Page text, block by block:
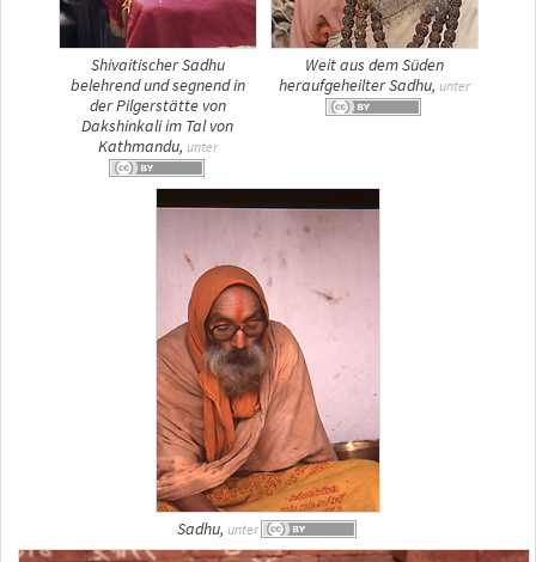
Shivaitischer Sadhu
belehrend und segnend in
der Pilgerstätte von
Dakshinkali im Tal von
Kathmandu, unter
Weit aus dem Süden
heraufgeheilter Sadhu, unter
Sadhu, unter